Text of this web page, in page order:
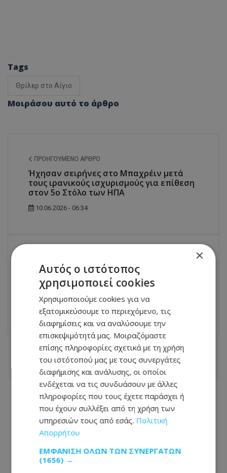
Tags
Θρίλερ στο Αίγιο
Μοιράσου αυτό το άρθρο
ΠΡΟΗΓΟΎΜΕΝΟ ΆΡΘΡΟ
Ήχησαν σειρήνες στο Μπαχρέιν μετά
τους ιρανικούς ισχυρισμούς για επίθεση
στον 5ο Στόλο των ΗΠΑ
10.06.2026 - 06:34
Η γυναίκα με τα περισσότερα τατουάζ
στον κόσμο: Πώς ήταν πριν τις αλλαγές
και τι «παράνομο» κάνει;
10.06.2026 - 06:42
ΣΧΕΤΙΚΑ ΑΡΘΡΑ
×
Αυτός ο ιστότοπος
χρησιμοποιεί cookies
Χρησιμοποιούμε cookies για να
εξατομικεύσουμε το περιεχόμενο, τις
διαφημίσεις και να αναλύσουμε την
επισκεψιμότητά μας. Μοιραζόμαστε
επίσης πληροφορίες σχετικά με τη χρήση
του ιστότοπού μας με τους συνεργάτες
διαφήμισης και ανάλυσης, οι οποίοι
ενδέχεται να τις συνδυάσουν με άλλες
πληροφορίες που τους έχετε παράσχει ή
που έχουν συλλέξει από τη χρήση των
υπηρεσιών τους από εσάς. Πολιτική
Απορρήτου
ΕΜΦΆΝΙΣΗ ΌΛΩΝ ΤΩΝ ΣΥΝΕΡΓΑΤΏΝ
(1656) →